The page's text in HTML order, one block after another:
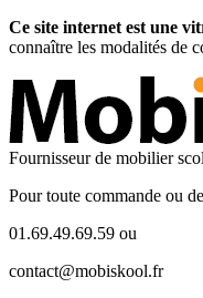
Ce site internet est une
connaître les modalités de
Fournisseur de mobilier
Pour toute commande ou
01.69.49.69.59 ou
contact@mobiskool.fr